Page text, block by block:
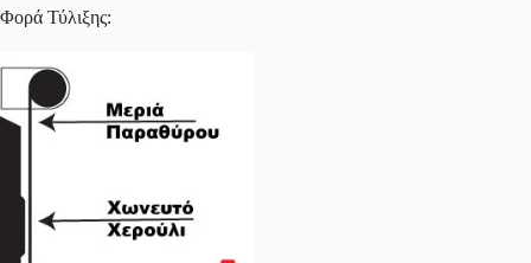
Φορά Τύλιξης: